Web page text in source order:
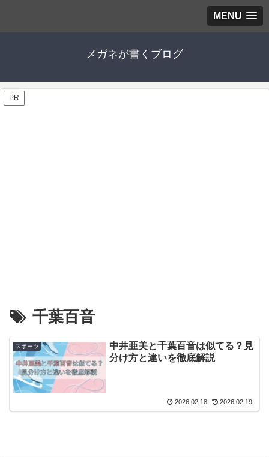
MENU
メガネが書くブログ
PR
千葉百音
スポーツ
中井亜美と千葉百音は似てる？見
分け方と違いを徹底解説
2026.02.18 2026.02.19